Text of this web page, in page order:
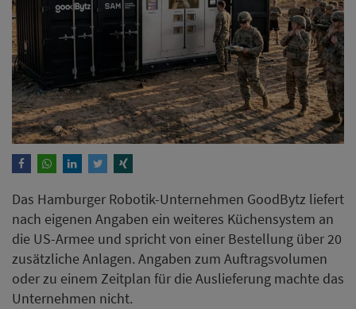
Das Hamburger Robotik-Unternehmen GoodBytz liefert
nach eigenen Angaben ein weiteres Küchensystem an
die US-Armee und spricht von einer Bestellung über 20
zusätzliche Anlagen. Angaben zum Auftragsvolumen
oder zu einem Zeitplan für die Auslieferung machte das
Unternehmen nicht.